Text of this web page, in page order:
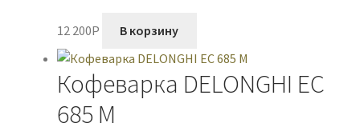
12 200P В корзину
Кофеварка DELONGHI EC
685 M